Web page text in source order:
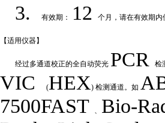
3. 有效期： 12 个月，请在有效期内
【适用仪器】
经过多通道校正的全自动荧光 PCR 检
VIC(HEX) 检测通道。如
7500FAST 、 Bio-